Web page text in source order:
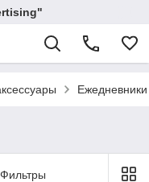
Ежедневники
Фильтры